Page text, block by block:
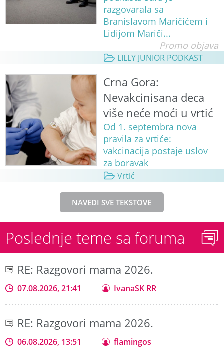
razgovarala sa
Branislavom Maričićem i
Lidijom Mariči...
Promo objava
LILLY JUNIOR PODKAST
Crna Gora:
Nevakcinisana deca
više neće moći u vrtić
Od 1. septembra nova
pravila za vrtiće:
vakcinacija postaje uslov
za boravak
Vrtić
NAVEDI SVE TEKSTOVE
Poslednje teme sa foruma
RE: Razgovori mama 2026.
07.08.2026, 21:41 IvanaSK RR
RE: Razgovori mama 2026.
06.08.2026, 13:51 flamingos